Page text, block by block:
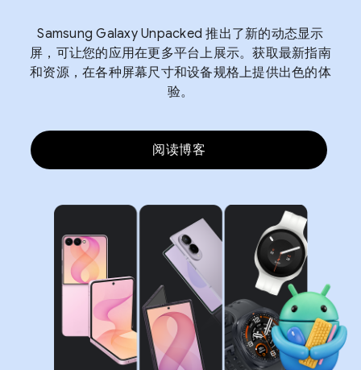
Samsung Galaxy Unpacked 推出了新的动态显示
屏，可让您的应用在更多平台上展示。获取最新指南
和资源，在各种屏幕尺寸和设备规格上提供出色的体
验。
阅读博客